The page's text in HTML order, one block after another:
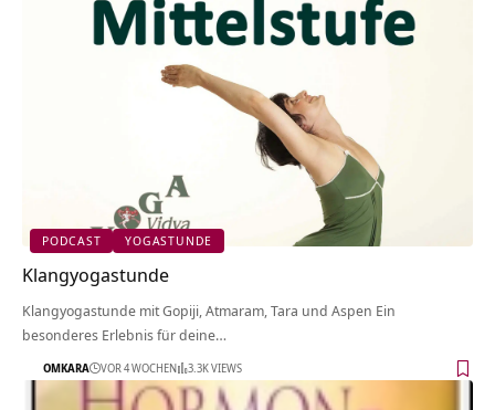
PODCAST YOGASTUNDE
Klangyogastunde
Klangyogastunde mit Gopiji, Atmaram, Tara und Aspen Ein
besonderes Erlebnis für deine…
OMKARA VOR 4 WOCHEN 3.3K VIEWS